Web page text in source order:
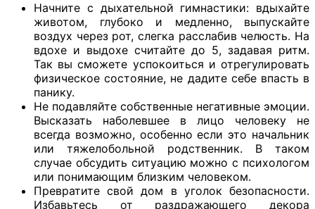
Начните с дыхательной гимнастики: вдыхайте
животом, глубоко и медленно, выпускайте
воздух через рот, слегка расслабив челюсть. На
вдохе и выдохе считайте до 5, задавая ритм.
Так вы сможете успокоиться и отрегулировать
физическое состояние, не дадите себе впасть в
панику.
Не подавляйте собственные негативные эмоции.
Высказать наболевшее в лицо человеку не
всегда возможно, особенно если это начальник
или тяжелобольной родственник. В таком
случае обсудить ситуацию можно с психологом
или понимающим близким человеком.
Превратите свой дом в уголок безопасности.
Избавьтесь от раздражающего декора